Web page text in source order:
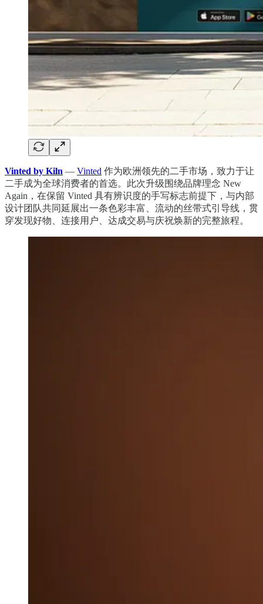
Vinted by Kiln — Vinted 作为欧洲领先的二手市场，致力于让
二手成为全球消费者的首选。此次升级围绕品牌理念 New
Again，在保留 Vinted 具有辨识度的手写标志前提下，与内部
设计团队共同延展出一条色彩丰富、流动的丝带式引导线，贯
穿发现好物、连接用户、达成交易与庆祝焕新的完整旅程。